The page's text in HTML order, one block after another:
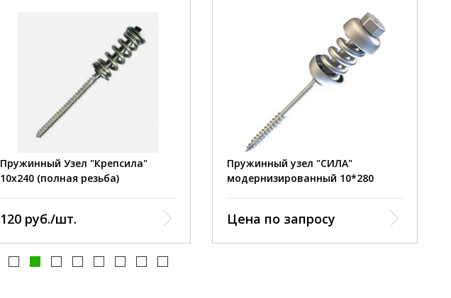
Пружинный Узел "Крепсила"
10х240 (полная резьба)
покрытие:
120 руб./шт.
Пружинный узел "СИЛА"
модернизированный 10*280
материал:
покрытие:
сила пружины:
Цена по запросу